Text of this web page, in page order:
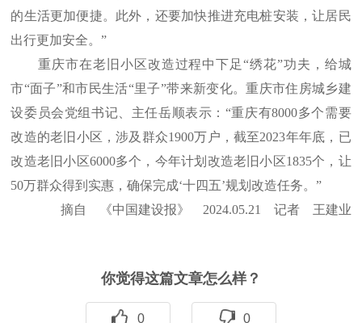
的生活更加便捷。此外，还要加快推进充电桩安装，让居民
出行更加安全。”
重庆市在老旧小区改造过程中下足“绣花”功夫，给城
市“面子”和市民生活“里子”带来新变化。重庆市住房城乡建
设委员会党组书记、主任岳顺表示：“重庆有8000多个需要
改造的老旧小区，涉及群众1900万户，截至2023年年底，已
改造老旧小区6000多个，今年计划改造老旧小区1835个，让
50万群众得到实惠，确保完成‘十四五’规划改造任务。”
摘自 《中国建设报》 2024.05.21 记者 王建业
你觉得这篇文章怎么样？
0 0